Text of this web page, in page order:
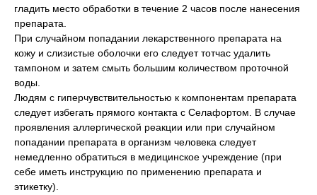
гладить место обработки в течение 2 часов после нанесения
препарата.
При случайном попадании лекарственного препарата на
кожу и слизистые оболочки его следует тотчас удалить
тампоном и затем смыть большим количеством проточной
воды.
Людям с гиперчувствительностью к компонентам препарата
следует избегать прямого контакта с Селафортом. В случае
проявления аллергической реакции или при случайном
попадании препарата в организм человека следует
немедленно обратиться в медицинское учреждение (при
себе иметь инструкцию по применению препарата и
этикетку).